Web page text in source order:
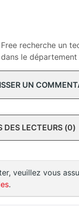
Free recherche un
dans le département
UN
DES LECTEURS (0)
veuillez vous
.